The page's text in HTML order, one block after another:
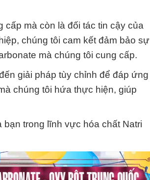
cấp mà còn là đối tác tin cậy của
chúng tôi cam kết đảm bảo sự
mà chúng tôi cung cấp.
giải pháp tùy chỉnh để đáp ứng
chúng tôi hứa thực hiện, giúp
trong lĩnh vực hóa chất Natri